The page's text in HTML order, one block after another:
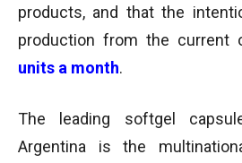
products, and that the
production from the current
units a month.
The leading softgel
Argentina is the